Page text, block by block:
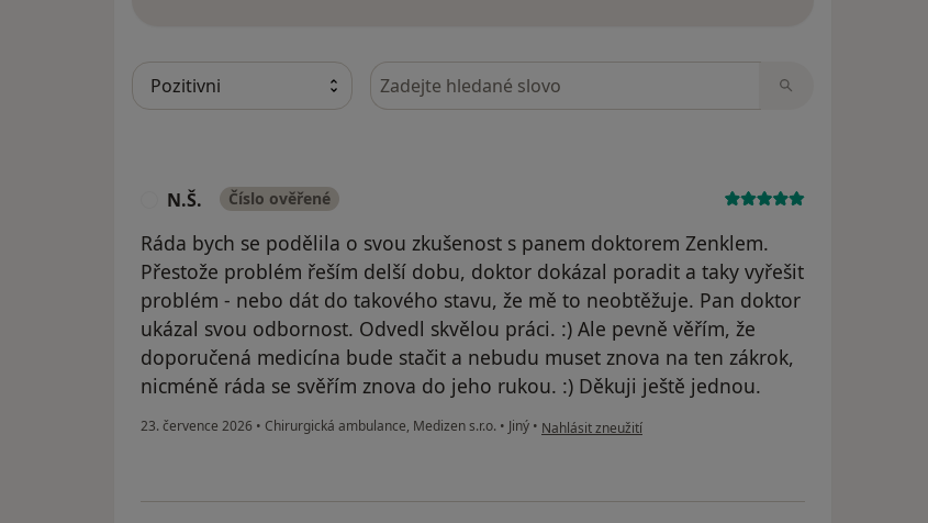
Hledejte v názorech
N.Š. Číslo ověřené
Ráda bych se podělila o svou zkušenost s panem doktorem Zenklem.
Přestože problém řeším delší dobu, doktor dokázal poradit a taky vyřešit
problém - nebo dát do takového stavu, že mě to neobtěžuje. Pan doktor
ukázal svou odbornost. Odvedl skvělou práci. :) Ale pevně věřím, že
doporučená medicína bude stačit a nebudu muset znova na ten zákrok,
nicméně ráda se svěřím znova do jeho rukou. :) Děkuji ještě jednou.
23. července 2026 • Chirurgická ambulance, Medizen s.r.o. • Jiný • podle názoru uživatele N.Š.
Nahlásit zneužití